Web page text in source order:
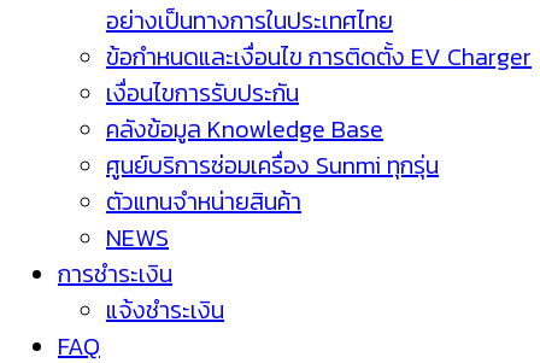
อย่างเป็นทางการในประเทศไทย
ข้อกำหนดและเงื่อนไข การติดตั้ง EV Charger
เงื่อนไขการรับประกัน
คลังข้อมูล Knowledge Base
ศูนย์บริการซ่อมเครื่อง Sunmi ทุกรุ่น
ตัวแทนจำหน่ายสินค้า
NEWS
การชำระเงิน
แจ้งชำระเงิน
FAQ